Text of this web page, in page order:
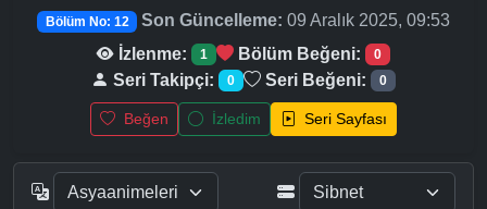
Bölüm No: 12 Son Güncelleme: 09 Aralık 2025, 09:53
İzlenme:
1 Bölüm Beğeni: 0
Seri Takipçi: 0 Seri Beğeni: 0
Beğen İzledim Seri Sayfası